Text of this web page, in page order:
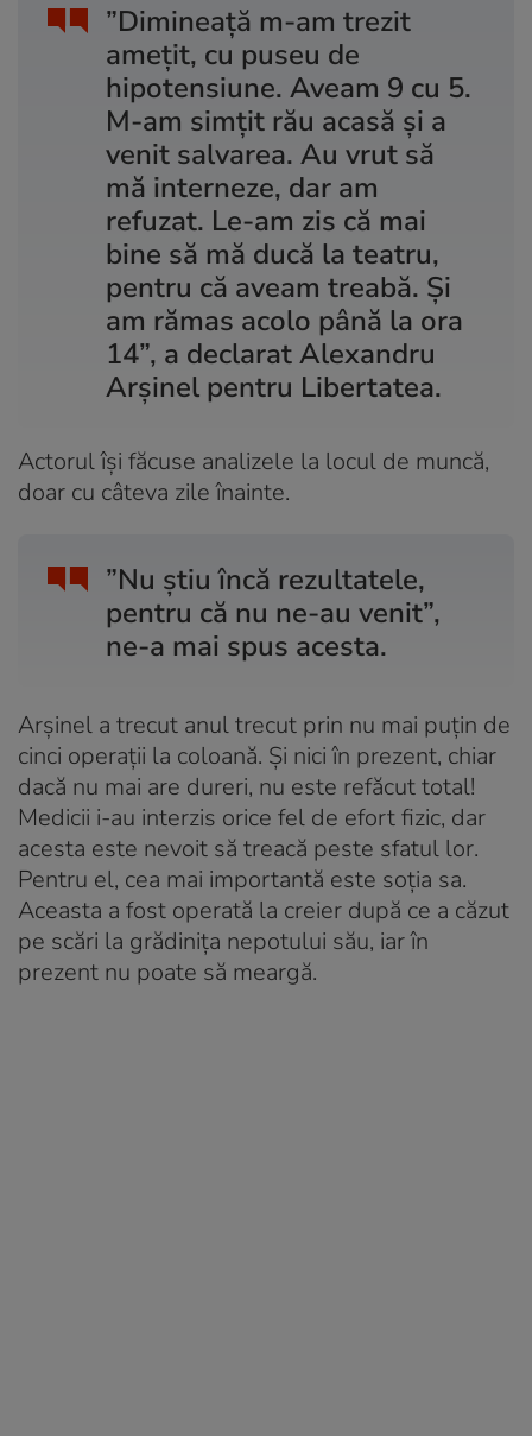
”Dimineață m-am trezit
amețit, cu puseu de
hipotensiune. Aveam 9 cu 5.
M-am simțit rău acasă și a
venit salvarea. Au vrut să
mă interneze, dar am
refuzat. Le-am zis că mai
bine să mă ducă la teatru,
pentru că aveam treabă. Și
am rămas acolo până la ora
14”, a declarat Alexandru
Arșinel pentru Libertatea.
Actorul își făcuse analizele la locul de muncă,
doar cu câteva zile înainte.
”Nu știu încă rezultatele,
pentru că nu ne-au venit”,
ne-a mai spus acesta.
Arșinel a trecut anul trecut prin nu mai puțin de
cinci operații la coloană. Și nici în prezent, chiar
dacă nu mai are dureri, nu este refăcut total!
Medicii i-au interzis orice fel de efort fizic, dar
acesta este nevoit să treacă peste sfatul lor.
Pentru el, cea mai importantă este soția sa.
Aceasta a fost operată la creier după ce a căzut
pe scări la grădinița nepotului său, iar în
prezent nu poate să meargă.